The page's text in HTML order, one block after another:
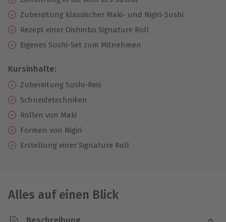
Zubereitung klassischer Maki- und Nigiri-Sushi
Rezept einer Oishinbo Signature Roll
Eigenes Sushi-Set zum Mitnehmen
Kursinhalte:
Zubereitung Sushi-Reis
Schneidetechniken
Rollen von Maki
Formen von Nigiri
Erstellung einer Signature Roll
Alles auf einen Blick